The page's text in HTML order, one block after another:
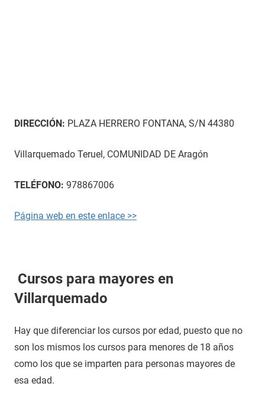
DIRECCIÓN: PLAZA HERRERO FONTANA, S/N 44380
Villarquemado Teruel, COMUNIDAD DE Aragón
TELÉFONO: 978867006
Página web en este enlace >>
Cursos para mayores en
Villarquemado
Hay que diferenciar los cursos por edad, puesto que no
son los mismos los cursos para menores de 18 años
como los que se imparten para personas mayores de
esa edad.